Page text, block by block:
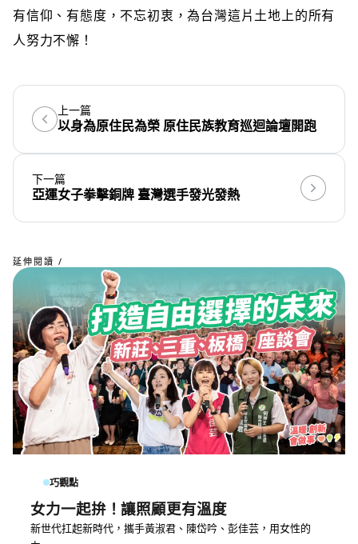
有信仰、有態度，不忘初衷，為台灣這片土地上的所有
人努力不懈！
上一篇
以身為原住民為榮 原住民族教育巡迴論壇開跑
下一篇
亞運女子拳擊銅牌 臺灣選手發光發熱
延伸閱讀 /
巧觀點
女力一起拚！讓照顧更有溫度
新世代扛起新時代，攜手黃淑君、陳岱吟、彭佳芸，用女性的